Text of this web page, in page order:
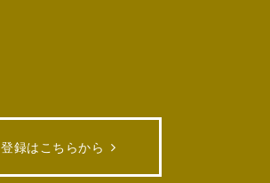
登録はこちらから